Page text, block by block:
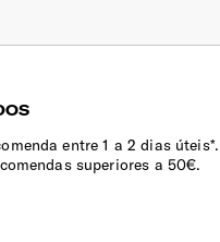
entre 1 a 2 dias
superiores a 50€.